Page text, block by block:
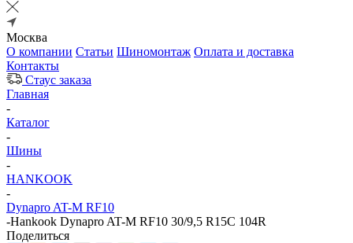
Москва
О компании Статьи Шиномонтаж Оплата и доставка
Контакты
Стаус заказа
Главная
-
Каталог
-
Шины
-
HANKOOK
-
Dynapro AT-M RF10
-Hankook Dynapro AT-M RF10 30/9,5 R15C 104R
Поделиться